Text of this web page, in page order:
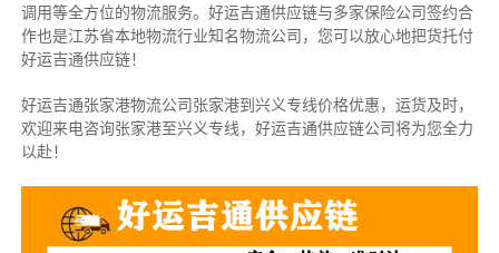
调用等全方位的物流服务。好运吉通供应链与多家保险公司签约合
作也是江苏省本地物流行业知名物流公司，您可以放心地把货托付
好运吉通供应链！
好运吉通张家港物流公司张家港到兴义专线价格优惠，运货及时，
欢迎来电咨询张家港至兴义专线，好运吉通供应链公司将为您全力
以赴！